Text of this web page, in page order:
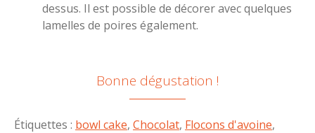
dessus. Il est possible de décorer avec quelques
lamelles de poires également.
Bonne dégustation !
Étiquettes : bowl cake, Chocolat, Flocons d'avoine,